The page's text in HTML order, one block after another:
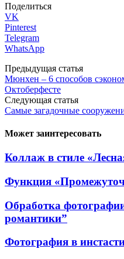
Поделиться
VK
Pinterest
Telegram
WhatsApp
Предыдущая статья
Мюнхен – 6 способов
Октоберфесте
Следующая статья
Самые загадочные
Может заинтересовать
Коллаж в стиле
Функция
Обработка
романтики”
Фотография в